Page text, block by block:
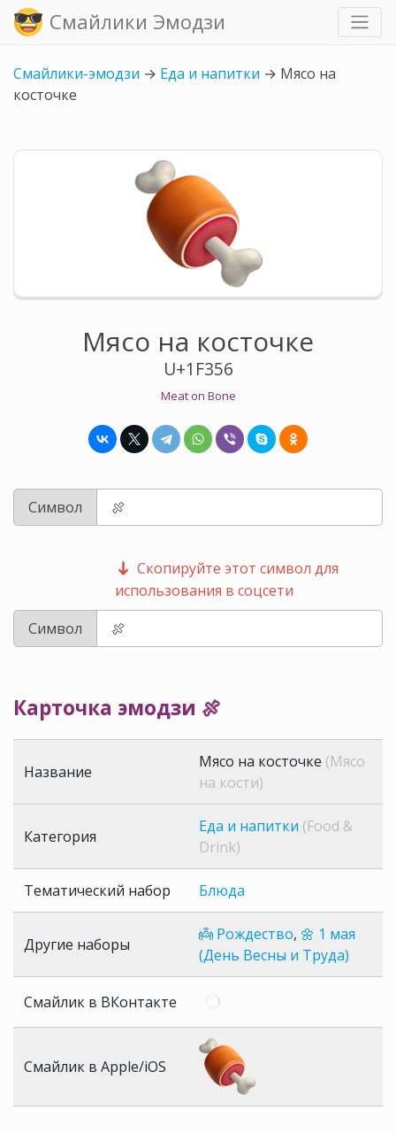
Смайлики Эмодзи
Смайлики-эмодзи → Еда и напитки → Мясо на
косточке
Мясо на косточке
U+1F356
Meat on Bone
Символ
Скопируйте этот символ для
использования в соцсети
Символ
Карточка эмодзи 🍖
Название
Мясо на косточке (Мясо
на кости)
Категория
Еда и напитки (Food &
Drink)
Тематический набор Блюда
Другие наборы
👼 Рождество, 🌼 1 мая
(День Весны и Труда)
Смайлик в ВКонтакте
Смайлик в Apple/iOS